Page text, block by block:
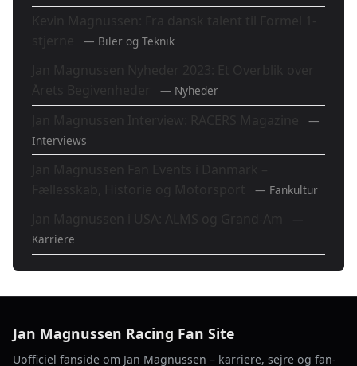
— Biler og Teknik
— Nyheder
—
Interviews
— Fankultur
—
Karriere
Jan Magnussen Racing Fan Site
Uofficiel fanside om Jan Magnussen – karriere, sejre og fan-